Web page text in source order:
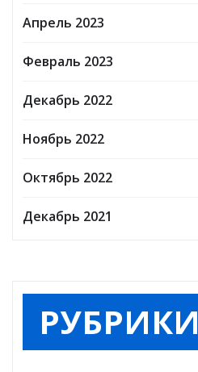
Апрель 2023
Февраль 2023
Декабрь 2022
Ноябрь 2022
Октябрь 2022
Декабрь 2021
РУБРИКИ